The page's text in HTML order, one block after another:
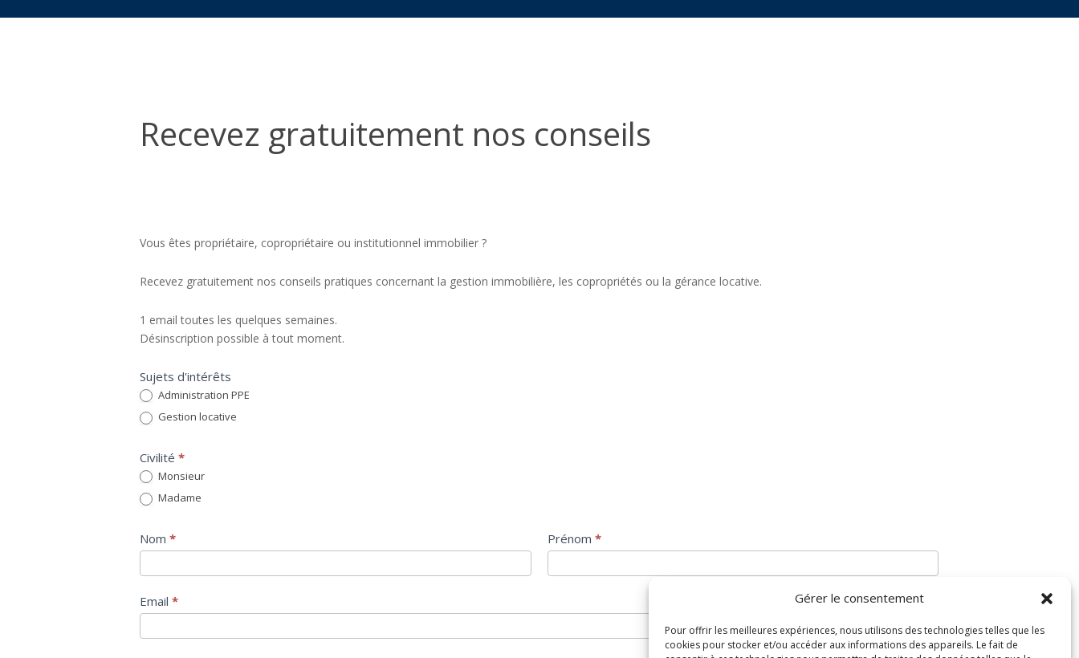
Gérer le consentement
Pour offrir les meilleures expériences, nous utilisons des technologies telles que les
cookies pour stocker et/ou accéder aux informations des appareils. Le fait de
nos
conseils
Recevez gratuitement nos conseils
Vous êtes propriétaire, copropriétaire ou institutionnel immobilier ?
Recevez gratuitement nos conseils pratiques concernant la gestion immobilière, les copropriétés ou la gérance locative.
1 email toutes les quelques semaines.
Désinscription possible à tout moment.
Sujets d'intérêts
Administration PPE
Gestion locative
Civilité*
Monsieur
Madame
Nom* Prénom *
Email*